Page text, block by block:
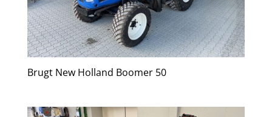
Brugt New Holland Boomer 50